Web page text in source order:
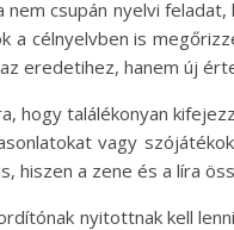
csupán nyelvi
a célnyelvben is
eredetihez, hanem új
hogy találékonyan
vagy
hiszen a zene és a líra
nyitottnak kell